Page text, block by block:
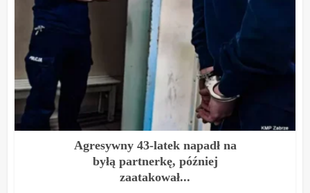
Agresywny 43-latek napadł na
byłą partnerkę, później
zaatakował...